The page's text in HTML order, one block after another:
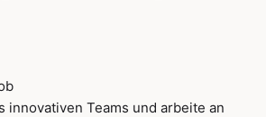
innovativen Teams und arbeite an